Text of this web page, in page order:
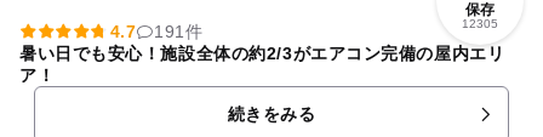
保存
12305
4.7
191件
暑い日でも安心！施設全体の約2/3がエアコン完備の屋内エリ
ア！
続きをみる